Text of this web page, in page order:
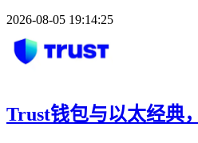
2026-08-05 19:14:25
Trust钱包与以太经典